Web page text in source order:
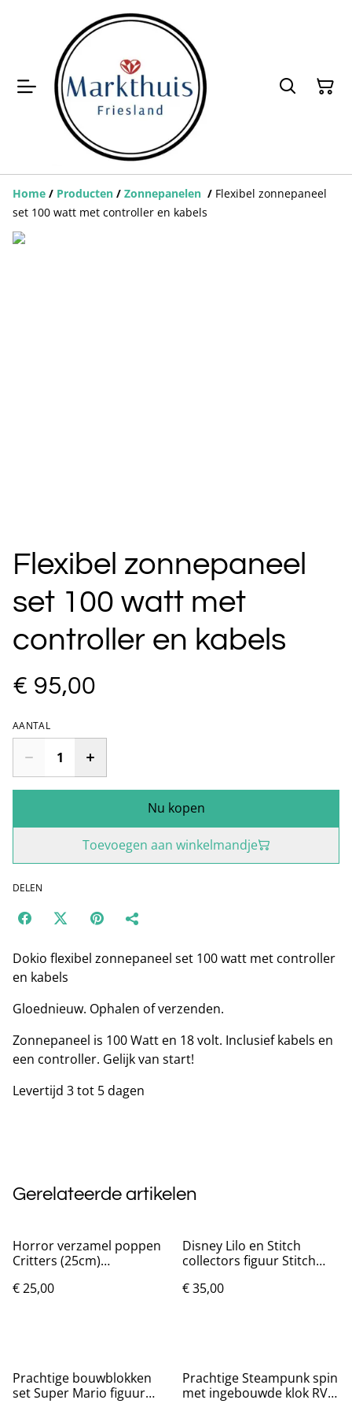
Home / Producten / Zonnepanelen / Flexibel zonnepaneel
set 100 watt met controller en kabels
Flexibel zonnepaneel
set 100 watt met
controller en kabels
€ 95,00
AANTAL
Nu kopen
Toevoegen aan winkelmandje
DELEN
Dokio flexibel zonnepaneel set 100 watt met controller
en kabels
Gloednieuw. Ophalen of verzenden.
Zonnepaneel is 100 Watt en 18 volt. Inclusief kabels en
een controller. Gelijk van start!
Levertijd 3 tot 5 dagen
Gerelateerde artikelen
Horror verzamel poppen
Critters (25cm)
€ 25,00
Disney Lilo en Stitch
collectors figuur Stitch
€ 35,00
Prachtige bouwblokken
set Super Mario figuur
Prachtige Steampunk spin
met ingebouwde klok RVS